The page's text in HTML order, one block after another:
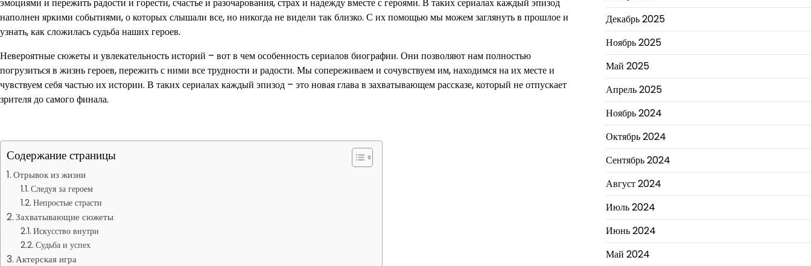
наполнен яркими событиями, о которых слышали все, но никогда не видели так близко. С их помощью мы можем заглянуть в прошлое и
узнать, как сложилась судьба наших героев.
Невероятные сюжеты и увлекательность историй – вот в чем особенность сериалов биографии. Они позволяют нам полностью
погрузиться в жизнь героев, пережить с ними все трудности и радости. Мы сопереживаем и сочувствуем им, находимся на их месте и
чувствуем себя частью их истории. В таких сериалах каждый эпизод – это новая глава в захватывающем рассказе, который не отпускает
зрителя до самого финала.
Содержание страницы
Отрывок из жизни
Следуя за героем
Непростые страсти
Захватывающие сюжеты
Искусство внутри
Судьба и успех
Актерская игра
Декабрь 2025
Ноябрь 2025
Май 2025
Апрель 2025
Ноябрь 2024
Октябрь 2024
Сентябрь 2024
Август 2024
Июль 2024
Июнь 2024
Май 2024